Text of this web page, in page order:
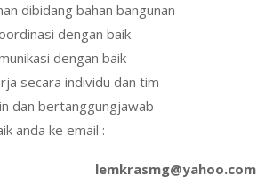
dibidang bahan bangunan
dengan baik
dengan baik
secara individu dan tim
dan bertanggungjawab
anda ke email :
lemkrasmg@yahoo.com